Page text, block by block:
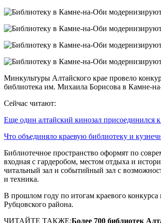
Минкультуры Алтайского крае провело
библиотека им. Михаила Борисова в Камне-
Сейчас читают:
Еще один алтайский кинозал присоединился
Что объединяло краевую библиотеку и
Библиотечное пространство оформят по
входная с гардеробом, местом отдыха и
читальный зал и событийный зал с
и техника.
В прошлом году по итогам краевого
Рубцовского района.
ЧИТАЙТЕ ТАКЖЕ:Более 700 библиотек